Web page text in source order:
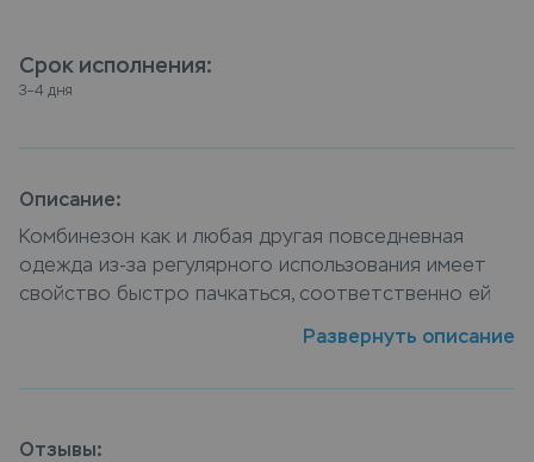
Срок исполнения:
3–4 дня
Описание:
Комбинезон как и любая другая повседневная
одежда из-за регулярного использования имеет
свойство быстро пачкаться, соответственно ей
Химчистка комбинезона от компании Leda — услуга
первозданный вид, специалисты нашей компании
Развернуть описание
Отзывы: